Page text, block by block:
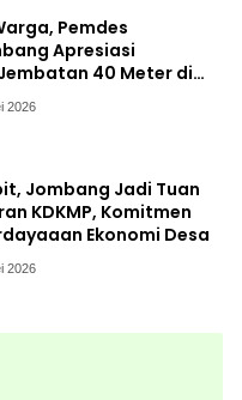
Pemdes
Apresiasi
40 Meter di
2026
Jombang Jadi Tuan
KDKMP, Komitmen
Ekonomi Desa
2026